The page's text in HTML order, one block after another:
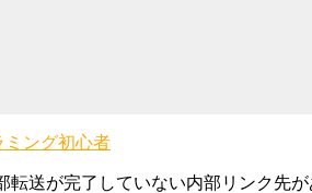
ミング初心者
送が完了していない内部リンク先